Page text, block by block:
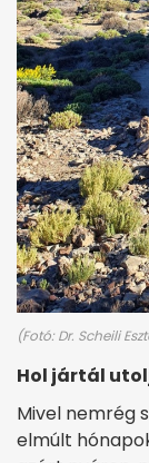
(Fotó: Dr. Scheili
Hol jártál
Mivel nemrég
elmúlt